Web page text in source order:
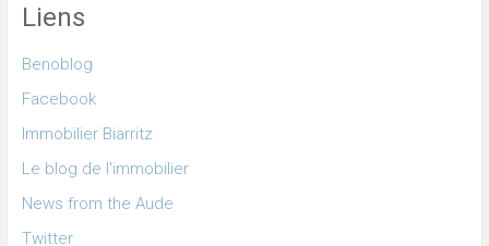
Liens
Benoblog
Facebook
Immobilier Biarritz
Le blog de l'immobilier
News from the Aude
Twitter